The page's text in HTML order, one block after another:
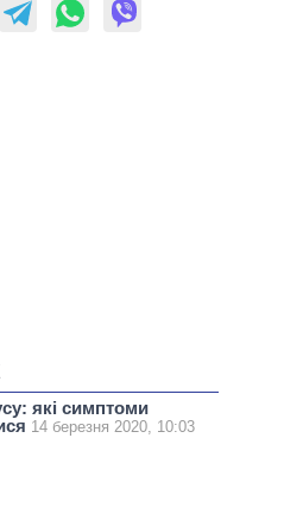
які симптоми
14 березня 2020, 10:03